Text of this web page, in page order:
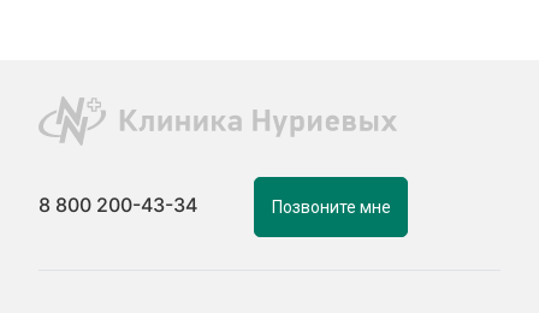
8 800 200-43-34 Позвоните мне